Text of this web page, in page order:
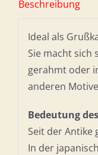
Menge
Beschreibung
Ideal als
Sie macht sich
gerahmt oder
anderen
Bedeutung
Seit der Antike
In der